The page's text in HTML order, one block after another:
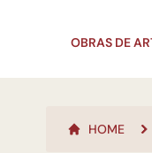
OBRAS DE
HOME